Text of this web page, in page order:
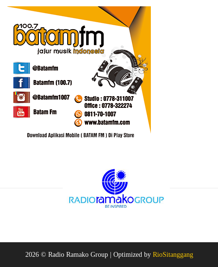
2026 © Radio Ramako Group | Optimized by RioSitanggang